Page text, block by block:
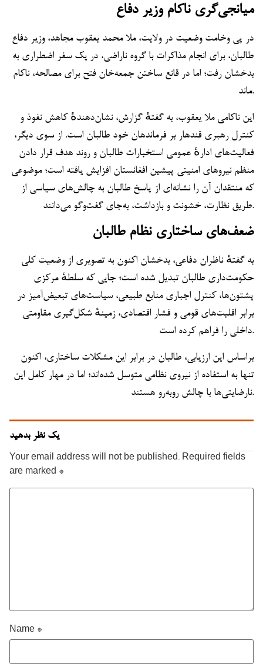
میانجی‌گری ناکام وزیر دفاع
در پی وخامت وضعیت در ولایت، ملا محمد یعقوب مجاهد، وزیر دفاع
طالبان، برای انجام مذاکرات با گروه ناراضی، در یک سفر اضطراری به
بدخشان رفت؛ اما در قانع ساختن جمعه‌خان فتح برای مصالحه، ناکام
ماند.
این ناکامی ملا یعقوب، به گفتهٔ گزارش، نشان‌دهندهٔ کاهش نفوذ و
کنترل رهبری قندهار بر فرماندهان خود طالبان است. از سوی دیگر،
فعالیت‌های ادارهٔ عمومی استخبارات طالبان و روند هدف قرار دادن
منظم نیروهای امنیتی پیشین افغانستان افزایش یافته است؛ موضوعی
که منتقدان آن را نشانه‌ای از پاسخ طالبان به چالش‌های سیاسی از
طریق نظارت، خشونت و بازداشت، به‌جای گفت‌وگو می‌دانند.
ضعف‌های ساختاری نظام طالبان
به گفتهٔ ناظران دفاعی، بدخشان اکنون به تصویری از وضعیت کلی
حکومت‌داری طالبان تبدیل شده است؛ جایی که سلطهٔ مرکزی
پشتون‌ها، کنترل اجباری منابع طبیعی، سیاست‌های تبعیض‌آمیز در
برابر اقلیت‌های قومی و فشار اقتصادی، زمینهٔ شکل‌گیری مقاومتی
داخلی را فراهم کرده است.
براساس این ارزیابی، طالبان در برابر این مشکلات ساختاری، اکنون
تنها به استفاده از نیروی نظامی متوسل شده‌اند؛ اما در مهار کامل این
نارضایتی‌ها با چالش روبه‌رو هستند.
یک نظر بدهید
Your email address will not be published. Required fields
are marked *
Name *